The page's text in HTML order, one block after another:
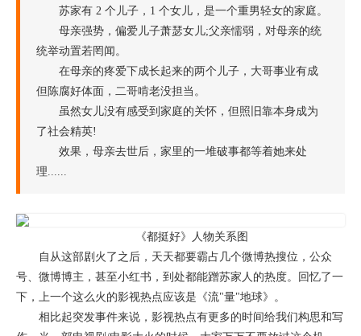
苏家有 2 个儿子，1 个女儿，是一个重男轻女的家庭。
母亲强势，偏爱儿子萧瑟女儿;父亲懦弱，对母亲的统
统举动置若罔闻。
在母亲的疼爱下成长起来的两个儿子，大哥事业有成
但陈腐好体面，二哥啃老没担当。
虽然女儿没有感受到家庭的关怀，但照旧靠本身成为
了社会精英!
效果，母亲去世后，家里的一堆破事都等着她来处
理......
《都挺好》人物关系图
自从这部剧火了之后，天天都要霸占几个微博热搜位，公众
号、微博博主，甚至小红书，到处都能蹭苏家人的热度。回忆了一
下，上一个这么火的影视热点应该是《流"量"地球》。
相比起突发事件来说，影视热点有更多的时间给我们构思和写